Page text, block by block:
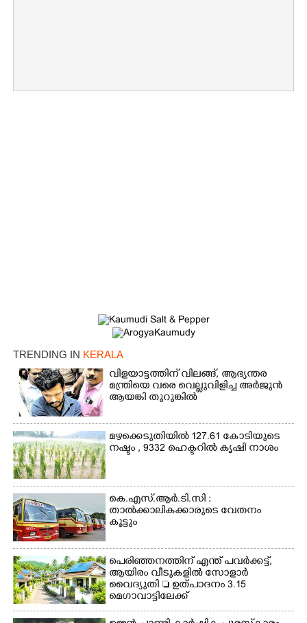
TRENDING IN KERALA
വിളയാട്ടത്തിന് വിലങ്ങ്, ആഭ്യന്തര
മന്ത്രിയെ വരെ വെല്ലുവിളിച്ച അർജുൻ
ആയങ്കി തുറുങ്കിൽ
മഴക്കെടുതിയിൽ 127.61 കോടിയുടെ
നഷ്ടം , 9332 ഹെക്ടറിൽ കൃഷി നാശം
കെ.എസ്.ആർ.ടി.സി :
താൽക്കാലികക്കാരുടെ വേതനം
കൂട്ടും
പെരിഞ്ഞനത്തിന് എന്ത് പവർക്കട്ട്,​
ആയിരം വീടുകളിൽ സോളാർ
വൈദ്യുതി  ഉത്പാദനം 3.15
മെഗാവാട്ടിലേക്ക്